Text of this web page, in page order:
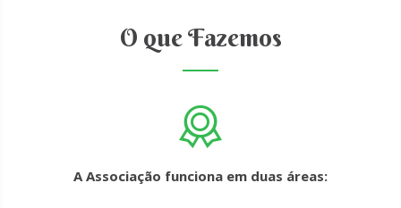
O que Fazemos
A Associação funciona em duas áreas: